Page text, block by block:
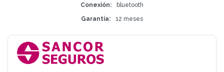
Conexión
bluetooth
Garantía
12 meses